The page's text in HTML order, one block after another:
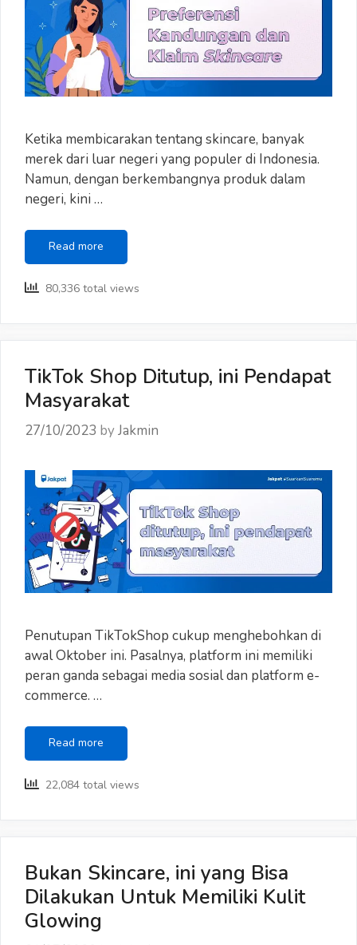
Ketika membicarakan tentang skincare, banyak
merek dari luar negeri yang populer di Indonesia.
Namun, dengan berkembangnya produk dalam
negeri, kini …
Read more
Kandungan
Klaim
80,336 total views
TikTok Shop Ditutup, ini Pendapat
Masyarakat
27/10/2023 byJakmin
Penutupan TikTokShop cukup menghebohkan di
awal Oktober ini. Pasalnya, platform ini memiliki
peran ganda sebagai media sosial dan platform e-
commerce. …
Read more
Shop
ini
22,084 total views
Bukan Skincare, ini yang Bisa
Dilakukan Untuk Memiliki Kulit
Glowing